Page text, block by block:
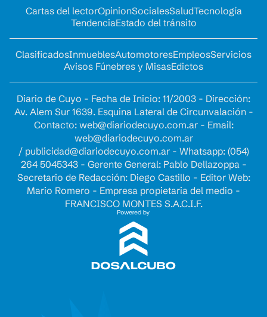
Cartas del lectorOpinionSocialesSaludTecnología
TendenciaEstado del tránsito
ClasificadosInmueblesAutomotoresEmpleosServicios
Avisos Fúnebres y MisasEdictos
Diario de Cuyo - Fecha de Inicio: 11/2003 - Dirección:
Av. Alem Sur 1639. Esquina Lateral de Circunvalación -
Contacto: web@diariodecuyo.com.ar- Email:
web@diariodecuyo.com.ar
/ publicidad@diariodecuyo.com.ar- Whatsapp: (054)
264 5045343 - Gerente General: Pablo Dellazoppa -
Secretario de Redacción: Diego Castillo - Editor Web:
Mario Romero - Empresa propietaria del medio -
FRANCISCO MONTES S.A.C.I.F.